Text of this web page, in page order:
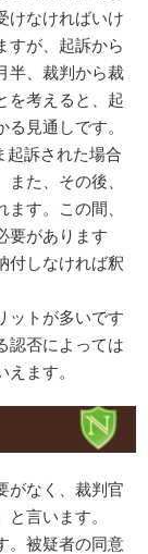
けなければいけ
すが、起訴から
半、裁判から裁
を考えると、起
見通しです。
訴された場合
た、その後、
す。この間、
要があります
付しなければ釈
ットが多いです
認否によっては
ます。
がなく、裁判官
言います。
。被疑者の同意